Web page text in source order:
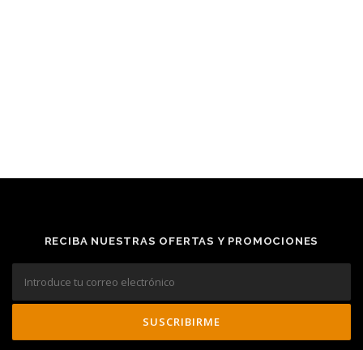
RECIBA NUESTRAS OFERTAS Y PROMOCIONES